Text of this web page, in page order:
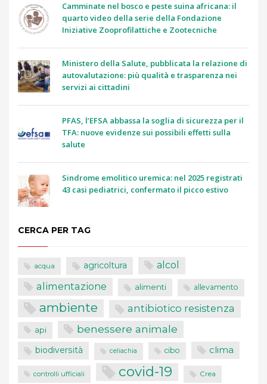
Camminate nel bosco e peste suina africana: il
quarto video della serie della Fondazione
Iniziative Zooprofilattiche e Zootecniche
Ministero della Salute, pubblicata la relazione di
autovalutazione: più qualità e trasparenza nei
servizi ai cittadini
PFAS, l’EFSA abbassa la soglia di sicurezza per il
TFA: nuove evidenze sui possibili effetti sulla
salute
Sindrome emolitico uremica: nel 2025 registrati
43 casi pediatrici, confermato il picco estivo
CERCA PER TAG
acqua agricoltura alcol
alimentazione alimenti allevamento
ambiente antibiotico resistenza
api benessere animale
biodiversità celiachia cibo clima
controlli ufficiali covid-19 Crea